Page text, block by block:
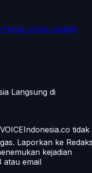
News untuk update
Langsung di
tidak
Laporkan ke
kejadian
atau email